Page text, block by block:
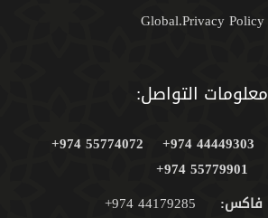
Global.Privacy Policy
معلومات التواصل:
44449303 974+
55774072 974+
55779901 974+
فاكس: